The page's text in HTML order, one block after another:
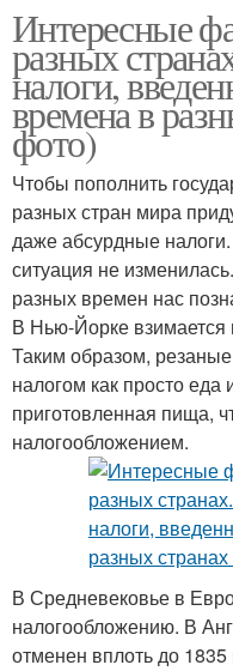
Интересные
разных
налоги,
времена в
фото)
Чтобы пополнить
разных стран мира
даже абсурдные
ситуация не
разных времен нас
В Нью-Йорке взимается
Таким образом,
налогом как просто еда
приготовленная пища,
налогообложением.
В Средневековье в
налогообложению. В
отменен вплоть до 1835